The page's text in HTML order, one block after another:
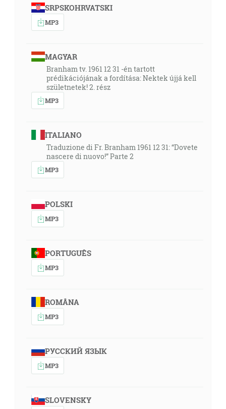
SRPSKOHRVATSKI
MP3
MAGYAR
Branham tv. 1961 12 31 -én tartott
prédikációjának a fordítása: Nektek újjá kell
születnetek! 2. rész
MP3
ITALIANO
Traduzione di Fr. Branham 1961 12 31: “Dovete
nascere di nuovo!” Parte 2
MP3
POLSKI
MP3
PORTUGUÊS
MP3
ROMÂNA
MP3
РУССКИЙ ЯЗЫК
MP3
SLOVENSKY